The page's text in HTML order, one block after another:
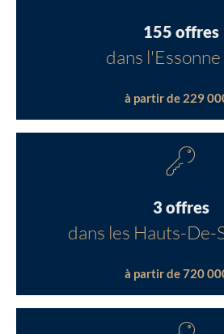
155 offres
dans
à partir de 229
3 offres
dans les Hauts-De-
à partir de 720